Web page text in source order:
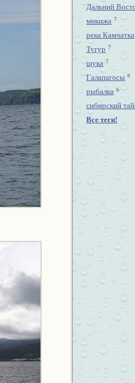
Дальний
микижа 7
река Камчатка
Тугур 7
щука 7
Галапагосы 6
рыбалка 6
сибирский
Все теги!